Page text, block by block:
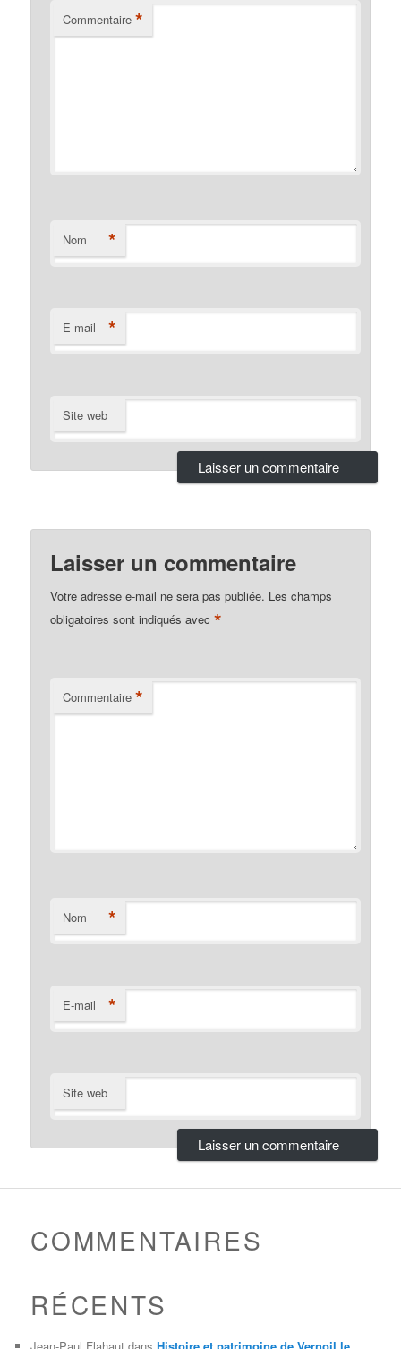
Commentaire *
Nom *
E-mail *
Site web
Laisser un commentaire
Votre adresse e-mail ne sera pas publiée. Les champs
obligatoires sont indiqués avec*
Commentaire *
Nom *
E-mail *
Site web
COMMENTAIRES
RÉCENTS